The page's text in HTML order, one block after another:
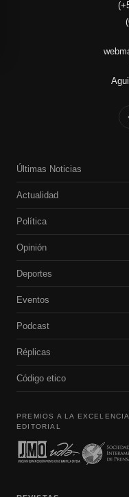
Últimas Noticias
Actualidad
Política
Opinión
Deportes
Eventos
Podcast
Réplicas
Código etico
PREMIOS A LA
EDITORIAL